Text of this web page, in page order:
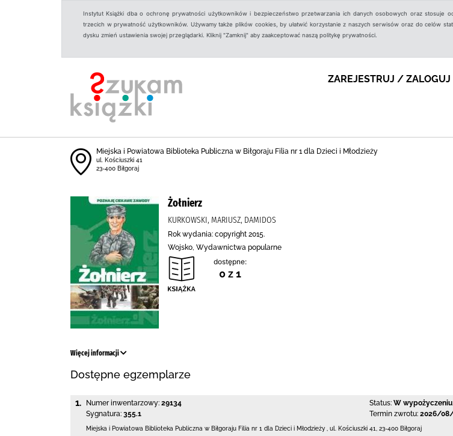
Instytut Książki dba o ochronę prywatności użytkowników i bezpieczeństwo przetwarzania ich danych osobowych oraz stosuje
trzecich w prywatność użytkowników. Używamy także plików cookies, by ułatwić korzystanie z naszych serwisów oraz do celów
dysku zmień ustawienia swojej przeglądarki. Kliknij "Zamknij" aby zaakceptować naszą politykę prywatności.
ZAREJESTRUJ / ZALOGUJ
Miejska i Powiatowa Biblioteka Publiczna w Biłgoraju Filia nr 1 dla Dzieci i Młodzieży
ul. Kościuszki 41
23-400 Biłgoraj
Żołnierz
KURKOWSKI, MARIUSZ, DAMIDOS
Rok wydania: copyright 2015.
Wojsko, Wydawnictwa popularne
dostępne:
0 z 1
Więcej informacji
Dostępne egzemplarze
1. Numer inwentarzowy: 29134
Sygnatura: 355.1
Status: W wypożyczeniu
Termin zwrotu: 2026/
Miejska i Powiatowa Biblioteka Publiczna w Biłgoraju Filia nr 1 dla Dzieci i Młodzieży ul. Kościuszki 41 23-400 Biłgoraj